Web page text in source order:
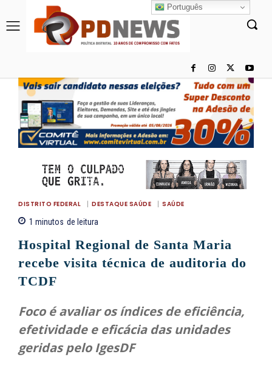
DISTRITO FEDERAL DESTAQUE SAÚDE SAÚDE
1 minutos de leitura
Hospital Regional de Santa Maria
recebe visita técnica de auditoria do
TCDF
Foco é avaliar os índices de eficiência,
efetividade e eficácia das unidades
geridas pelo IgesDF
Português